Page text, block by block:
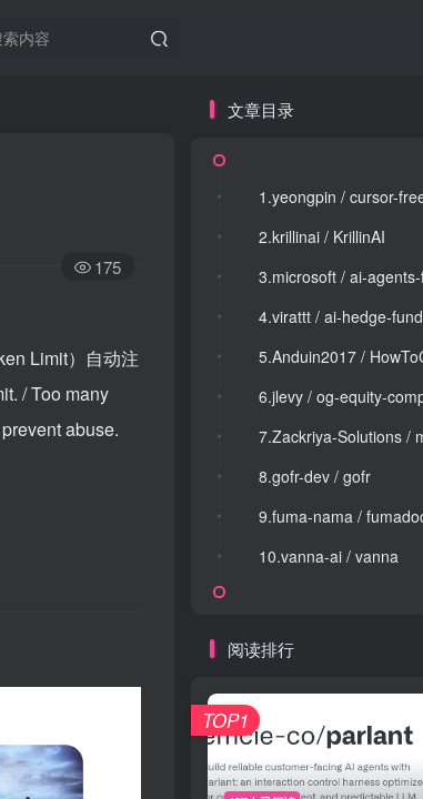
175
Limit）自动注
/ Too many
abuse.
文章目录
1.yeongpin / cursor-
2.krillinai / KrillinAI
4.virattt / ai-hedge-fund
5.Anduin2017 /
8.gofr-dev / gofr
9.fuma-nama /
10.vanna-ai / vanna
文章目录
1.yeongpin / cursor-
2.krillinai / KrillinAI
4.virattt / ai-hedge-fund
5.Anduin2017 /
8.gofr-dev / gofr
9.fuma-nama /
10.vanna-ai / vanna
阅读排行
TOP1